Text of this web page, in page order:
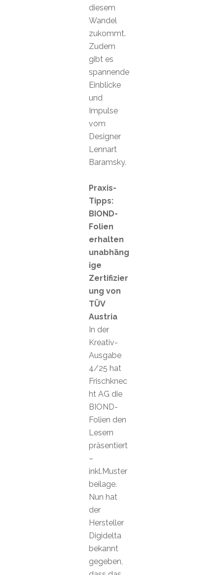
diesem
Wandel
zukommt.
Zudem
gibt es
spannende
Einblicke
und
Impulse
vom
Designer
Lennart
Baramsky.
Praxis-
Tipps:
BIOND-
Folien
erhalten
unabhäng
ige
Zertifizier
ung von
TÜV
Austria
In der
Kreativ-
Ausgabe
4/25 hat
Frischknec
ht AG die
BIOND-
Folien den
Lesern
präsentiert
–
inkl.Muster
beilage.
Nun hat
der
Hersteller
Digidelta
bekannt
gegeben,